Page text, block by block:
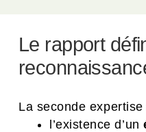
Le rapport
La seconde
l’existence d’un